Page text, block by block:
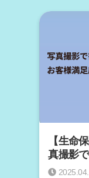
【生命
真撮影